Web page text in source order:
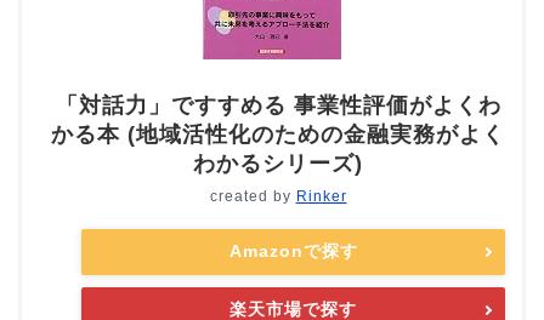
「対話力」ですすめる 事業性評価がよくわ
かる本 (地域活性化のための金融実務がよく
わかるシリーズ)
created by Rinker
Amazonで探す
楽天市場で探す